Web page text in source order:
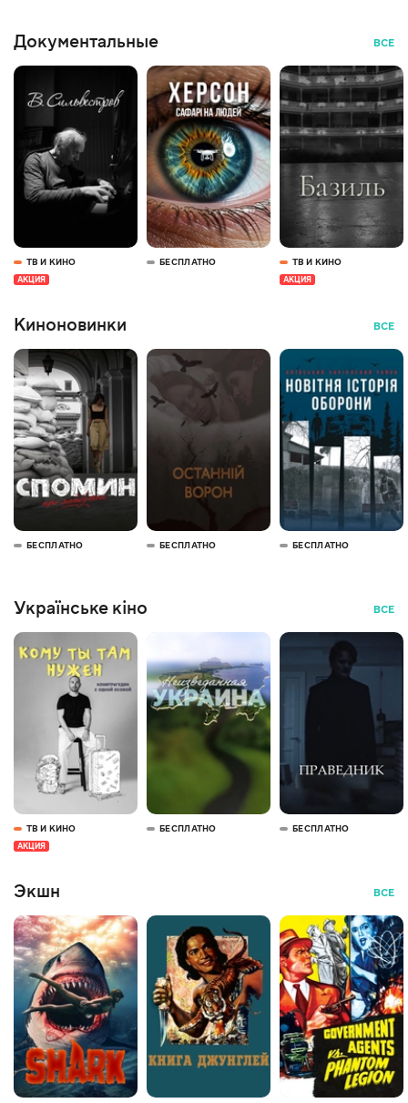
Документальные ВСЕ
ТВ И КИНО
АКЦИЯ
БЕСПЛАТНО
ТВ И КИНО
АКЦИЯ
Киноновинки ВСЕ
БЕСПЛАТНО БЕСПЛАТНО БЕСПЛАТНО
Українське кіно ВСЕ
ТВ И КИНО
АКЦИЯ
БЕСПЛАТНО БЕСПЛАТНО
Экшн ВСЕ